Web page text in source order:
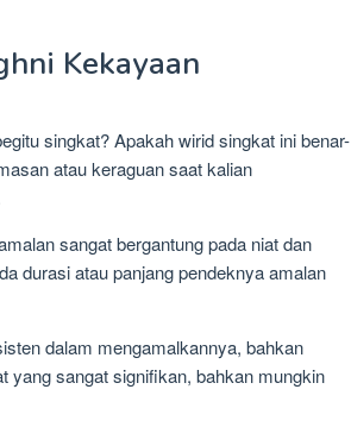
Kekayaan
singkat? Apakah wirid singkat ini benar-
atau keraguan saat kalian
sangat bergantung pada niat dan
durasi atau panjang pendeknya amalan
dalam mengamalkannya, bahkan
yang sangat signifikan, bahkan mungkin